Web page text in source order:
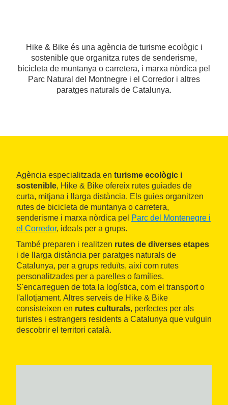
Hike & Bike és una agència de turisme ecològic i
sostenible que organitza rutes de senderisme,
bicicleta de muntanya o carretera, i marxa nòrdica pel
Parc Natural del Montnegre i el Corredor i altres
paratges naturals de Catalunya.
Agència especialitzada en turisme ecològic i
sostenible, Hike & Bike ofereix rutes guiades de
curta, mitjana i llarga distància. Els guies organitzen
rutes de bicicleta de muntanya o carretera,
senderisme i marxa nòrdica pel Parc del Montenegre i
el Corredor, ideals per a grups.
També preparen i realitzen rutes de diverses etapes
i de llarga distància per paratges naturals de
Catalunya, per a grups reduïts, així com rutes
personalitzades per a parelles o famílies.
S'encarreguen de tota la logística, com el transport o
l'allotjament. Altres serveis de Hike & Bike
consisteixen en rutes culturals, perfectes per als
turistes i estrangers residents a Catalunya que vulguin
descobrir el territori català.